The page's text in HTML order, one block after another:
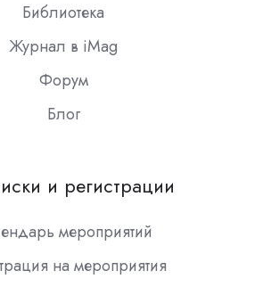
Библиотека
Журнал в iMag
Форум
Блог
и регистрации
мероприятий
на мероприятия